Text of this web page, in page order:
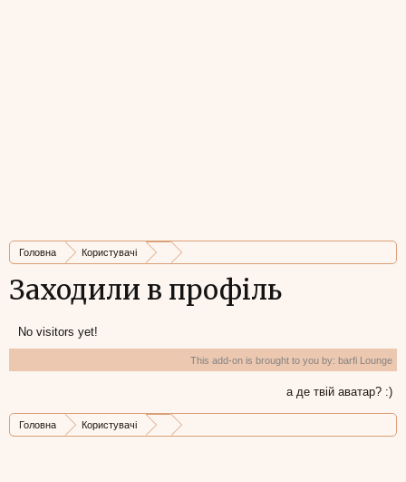
Головна Користувачі
Заходили в профіль
No visitors yet!
This add-on is brought to you by: barfi Lounge
а де твій аватар? :)
Головна Користувачі